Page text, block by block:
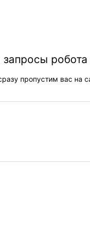
робота
пропустим вас на